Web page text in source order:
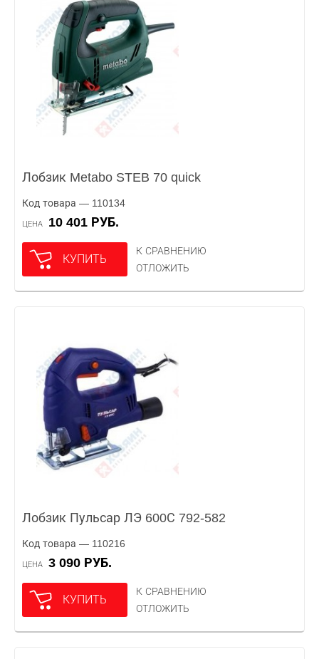
Лобзик Metabo STEB 70 quick
Код товара — 110134
ЦЕНА 10 401 РУБ.
КУПИТЬ
К СРАВНЕНИЮ
ОТЛОЖИТЬ
Лобзик Пульсар ЛЭ 600С 792-582
Код товара — 110216
ЦЕНА 3 090 РУБ.
КУПИТЬ
К СРАВНЕНИЮ
ОТЛОЖИТЬ